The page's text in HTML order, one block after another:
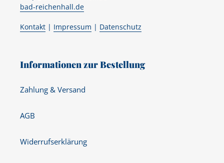
bad-reichenhall.de
Kontakt | Impressum | Datenschutz
Informationen zur Bestellung
Zahlung & Versand
AGB
Widerrufserklärung